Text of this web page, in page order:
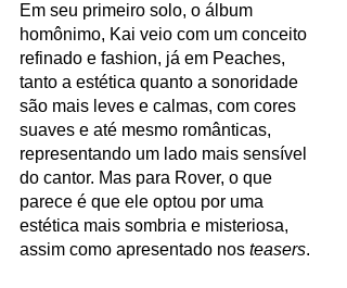
Em seu primeiro solo, o álbum
homônimo, Kai veio com um conceito
refinado e fashion, já em Peaches,
tanto a estética quanto a sonoridade
são mais leves e calmas, com cores
suaves e até mesmo românticas,
representando um lado mais sensível
do cantor. Mas para Rover, o que
parece é que ele optou por uma
estética mais sombria e misteriosa,
assim como apresentado nos teasers.